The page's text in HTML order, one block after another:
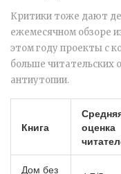
Критики тоже дают
ежемесячном обзоре
этом году проекты с
больше читательских
антиутопии.
Книга
оценка
Дом без